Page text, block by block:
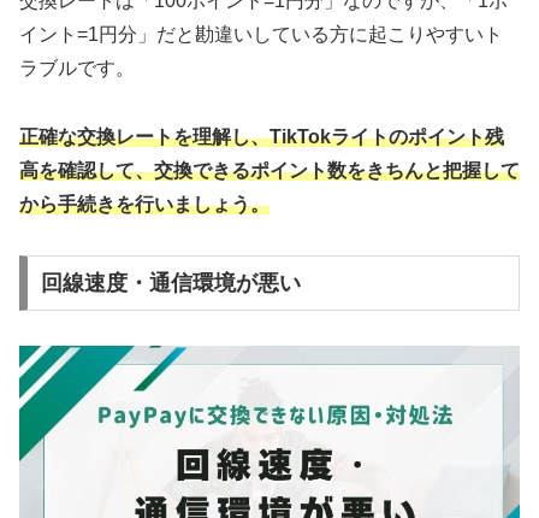
イント=1円分」だと勘違いしている方に起こりやすいト
ラブルです。
正確な交換レートを理解し、TikTokライトのポイント残
高を確認して、交換できるポイント数をきちんと把握して
から手続きを行いましょう。
回線速度・通信環境が悪い